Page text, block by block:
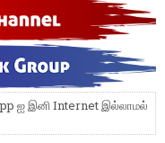
ஐ இனி Internet இல்லாமல்